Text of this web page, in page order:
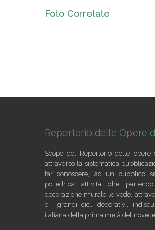
Foto Correlate
Repertorio delle Opere
Scopo del Repertorio delle
attraverso la sistematica
far conoscere, ad un pubblico
poliedrica attività che
decorazione murale lo vede,
e i grandi cicli decorativi,
italiana della prima metà del